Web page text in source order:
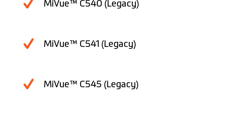
MiVue™ C540 (Legacy)
MiVue™ C541 (Legacy)
MiVue™ C545 (Legacy)